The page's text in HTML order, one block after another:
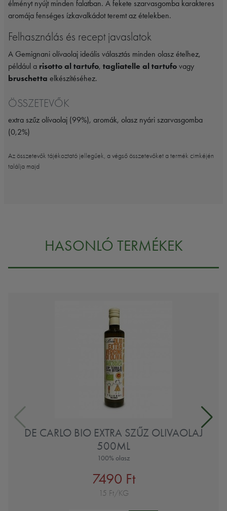
élményt nyújt minden falatban. A fekete szarvasgomba karakteres
aromája fenséges ízkavalkádot teremt az ételekben.
Felhasználás és recept javaslatok
A Gemignani olívaolaj ideális választás minden olasz ételhez,
például a risotto al tartufo, tagliatelle al tartufo vagy
bruschetta elkészítéséhez.
ÖSSZETEVŐK
extra szűz olívaolaj (99%), aromák, olasz nyári szarvasgomba
(0,2%)
Az összetevők tájékoztató jellegűek, a végső összetevőket a termék cimkéjén
találja majd
HASONLÓ TERMÉKEK
DE CARLO BIO EXTRA SZŰZ OLIVAOLAJ
500ML
100% olasz
7490 Ft
15 Ft/KG